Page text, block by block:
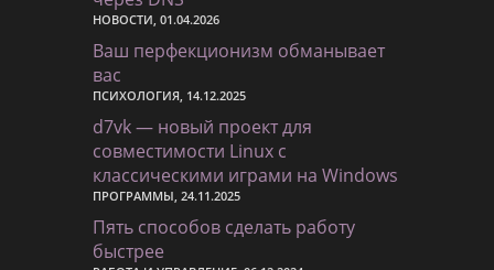
НОВОСТИ, 01.04.2026
Ваш перфекционизм обманывает
вас
ПСИХОЛОГИЯ, 14.12.2025
d7vk — новый проект для
совместимости Linux с
классическими играми на Windows
ПРОГРАММЫ, 24.11.2025
Пять способов сделать работу
быстрее